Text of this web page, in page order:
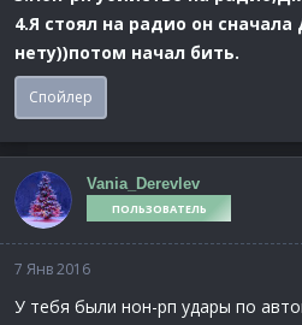
4.Я стоял на радио он
нету))потом начал бить.
Спойлер
Vania_Derevlev
ПОЛЬЗОВАТЕЛЬ
7 Янв 2016
У тебя были нон-рп удары по